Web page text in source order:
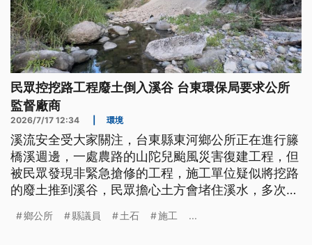
民眾控挖路工程廢土倒入溪谷 台東環保局要求公所
監督廠商
2026/7/17 12:34 環境
溪流安全受大家關注，台東縣東河鄉公所正在進行籐
橋溪週邊，一處農路的山陀兒颱風災害復建工程，但
被民眾發現非緊急搶修的工程，施工單位疑似將挖路
的廢土推到溪谷，民眾擔心土方會堵住溪水，多次向
和環保局到溪床會勘，發現有破碎過的水泥塊和柏油
鄉公所 縣議員 土石 施工 ...